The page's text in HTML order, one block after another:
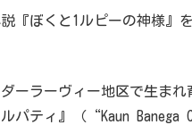
『ぼくと1ルピーの神様』
ーラーヴィー地区で生ま
パティ』（“Kaun